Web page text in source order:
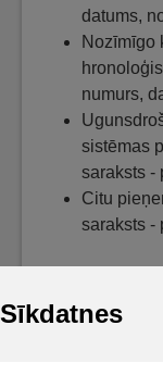
Sīkdatnes
datums,
Nozīmīgo
numurs,
sistēmas
saraksts -
Citu
saraksts -